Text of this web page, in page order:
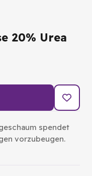
20% Urea
spendet
vorzubeugen.